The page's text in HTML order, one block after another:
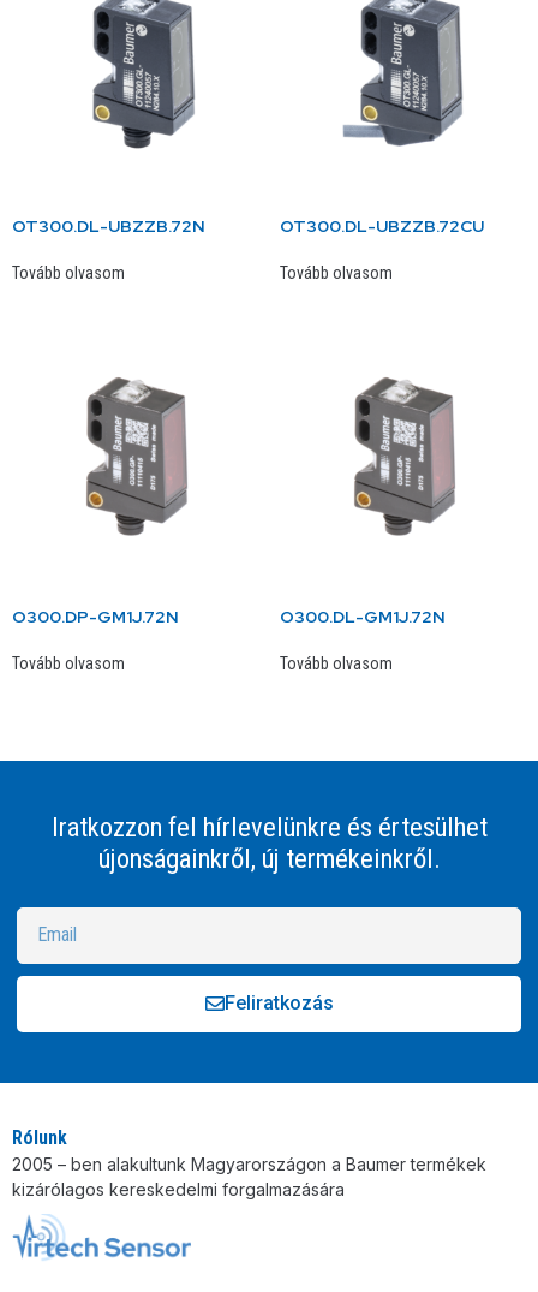
OT300.DL-UBZZB.72N
Tovább olvasom
OT300.DL-UBZZB.72CU
Tovább olvasom
O300.DP-GM1J.72N
Tovább olvasom
O300.DL-GM1J.72N
Tovább olvasom
Iratkozzon fel hírlevelünkre és értesülhet
újonságainkről, új termékeinkről.
Feliratkozás
Rólunk
2005 – ben alakultunk Magyarországon a Baumer termékek
kizárólagos kereskedelmi forgalmazására